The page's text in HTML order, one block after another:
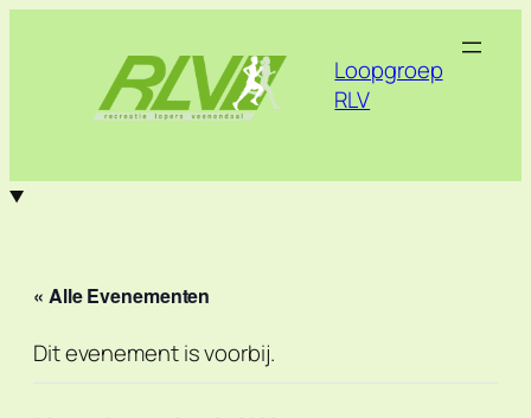
Loopgroep
RLV
« Alle Evenementen
Dit evenement is voorbij.